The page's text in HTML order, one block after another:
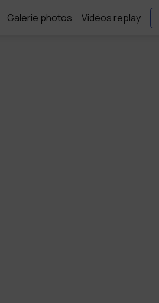
Galerie photos Vidéos replay